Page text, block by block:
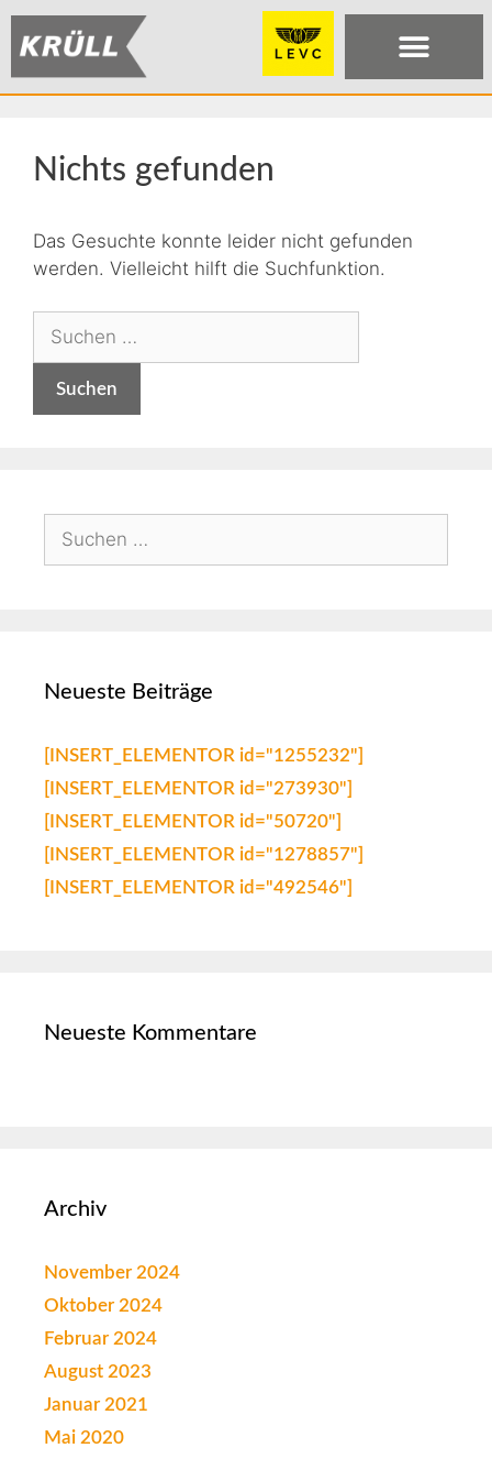
Nichts gefunden
Das Gesuchte konnte leider nicht gefunden
werden. Vielleicht hilft die Suchfunktion.
Neueste Beiträge
[INSERT_ELEMENTOR id="1255232"]
[INSERT_ELEMENTOR id="273930"]
[INSERT_ELEMENTOR id="50720"]
[INSERT_ELEMENTOR id="1278857"]
[INSERT_ELEMENTOR id="492546"]
Neueste Kommentare
Archiv
November 2024
Oktober 2024
Februar 2024
August 2023
Januar 2021
Mai 2020